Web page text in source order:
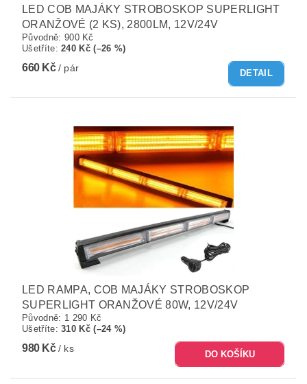
LED COB MAJÁKY STROBOSKOP SUPERLIGHT
ORANŽOVÉ (2 KS), 2800LM, 12V/24V
Původně: 900 Kč
Ušetříte:240 Kč (–26 %)
660 Kč/ pár
DETAIL
LED RAMPA, COB MAJÁKY STROBOSKOP
SUPERLIGHT ORANŽOVÉ 80W, 12V/24V
Původně: 1 290 Kč
Ušetříte:310 Kč (–24 %)
980 Kč/ ks